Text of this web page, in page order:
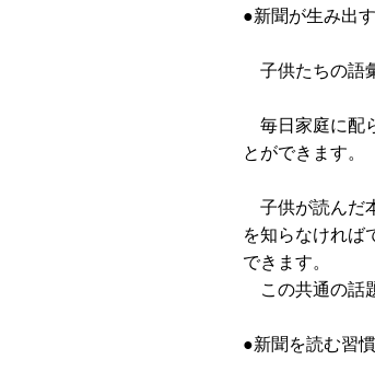
●新聞が生み出
子供たちの語
毎日家庭に配
とができます。
子供が読んだ
を知らなければ
できます。
この共通の話
●新聞を読む習